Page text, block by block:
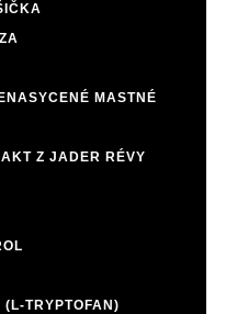
MASTNÉ
Z JADER RÉVY
(L-TRYPTOFAN)